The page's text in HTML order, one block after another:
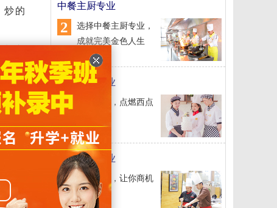
炒的
入
中餐主厨专业
2
选择中餐主厨专业，
成就完美金色人生
经典西点专业
3
经典西点，点燃西点
短期特色专业
4
短期专业，让你商机
无限